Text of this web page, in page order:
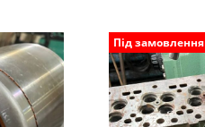
Під замовлення